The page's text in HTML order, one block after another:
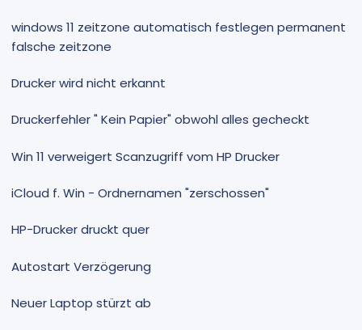
windows 11 zeitzone automatisch festlegen permanent
falsche zeitzone
Drucker wird nicht erkannt
Druckerfehler " Kein Papier" obwohl alles gecheckt
Win 11 verweigert Scanzugriff vom HP Drucker
iCloud f. Win - Ordnernamen "zerschossen"
HP-Drucker druckt quer
Autostart Verzögerung
Neuer Laptop stürzt ab